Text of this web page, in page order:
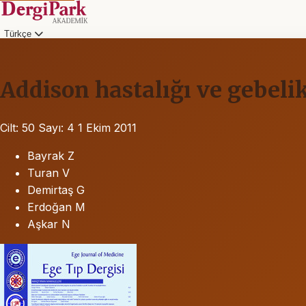
Türkçe
Addison hastalığı ve
Cilt: 50 Sayı: 4 1 Ekim 2011
Bayrak Z
Turan V
Demirtaş G
Erdoğan M
Aşkar N